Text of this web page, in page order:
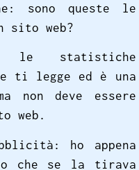
sono queste le
sito web?
le statistiche
ti legge ed è una
non deve essere
web.
ho appena
che se la tirava